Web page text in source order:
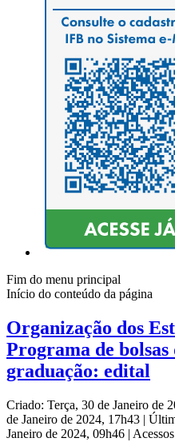
Fim do menu principal
Início do conteúdo da página
Organização dos
Programa de bolsas
graduação: edital
Criado: Terça, 30 de Janeiro de
de Janeiro de 2024, 17h43 |
Janeiro de 2024, 09h46 |